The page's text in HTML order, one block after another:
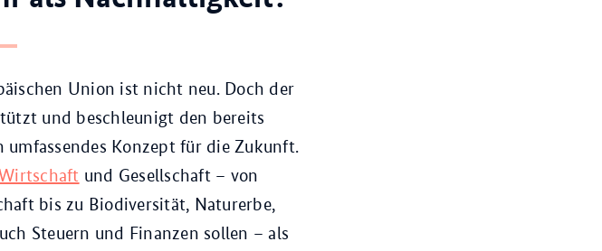
Union ist nicht neu. Doch der
und beschleunigt den bereits
Konzept für die Zukunft.
und Gesellschaft – von
bis zu Biodiversität, Naturerbe,
Steuern und Finanzen sollen – als